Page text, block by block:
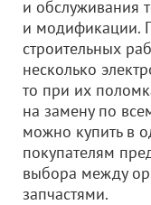
и обслуживания
и модификации.
строительных
несколько
то при их
на замену по
можно купить в
покупателям
выбора между
запчастями.